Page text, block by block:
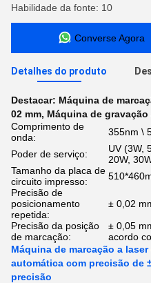
Habilidade da fonte: 10
Converse Agora
Detalhes do produto
Destacar: Máquina de
02 mm, Máquina de
Comprimento de
onda:
355nm \
Poder de serviço:
UV (3W,
20W,
Tamanho da placa de
circuito impresso:
Precisão de
posicionamento
repetida:
± 0,02
Precisão da posição
de marcação:
± 0,05
acordo
Máquina de marcação a
automática com precisão de
precisão